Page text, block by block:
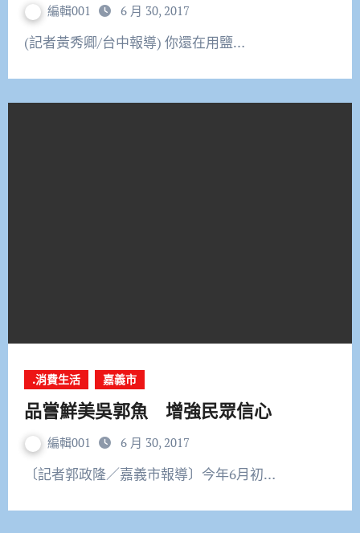
編輯001 6 月 30, 2017
(記者黃秀卿/台中報導) 你還在用鹽…
.消費生活 嘉義市
品嘗鮮美吳郭魚 增強民眾信心
編輯001 6 月 30, 2017
〔記者郭政隆／嘉義市報導〕今年6月初…